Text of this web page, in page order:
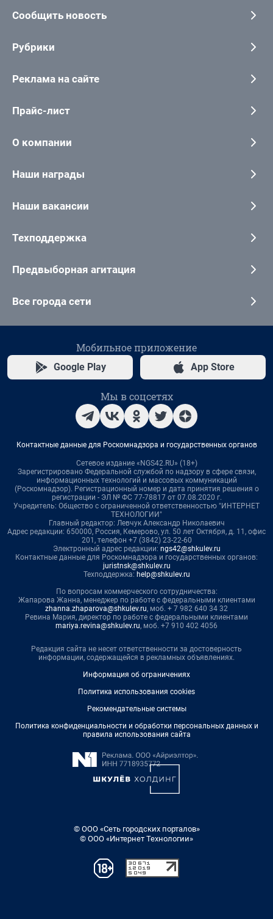
Сообщить новость
Рубрики
Реклама на сайте
Прайс-лист
О компании
Наши награды
Наши вакансии
Техподдержка
Предвыборная агитация
Все города сети
Мобильное приложение
Google Play App Store
Мы в соцсетях
Контактные данные для Роскомнадзора и государственных органов
Сетевое издание «NGS42.RU» (18+)
Зарегистрировано Федеральной службой по надзору в сфере связи,
информационных технологий и массовых коммуникаций
(Роскомнадзор). Регистрационный номер и дата принятия решения о
регистрации - ЭЛ № ФС 77-78817 от 07.08.2020 г.
Учредитель: Общество с ограниченной ответственностью "ИНТЕРНЕТ
ТЕХНОЛОГИИ"
Главный редактор: Левчук Александр Николаевич
Адрес редакции: 650000, Россия, Кемерово, ул. 50 лет Октября, д. 11, офис
201, телефон +7 (3842) 23-22-60
Электронный адрес редакции: ngs42@shkulev.ru
Контактные данные для Роскомнадзора и государственных органов:
juristnsk@shkulev.ru
Техподдержка: help@shkulev.ru
По вопросам коммерческого сотрудничества:
Жапарова Жанна, менеджер по работе с федеральными клиентами
zhanna.zhaparova@shkulev.ru, моб. + 7 982 640 34 32
Ревина Мария, директор по работе с федеральными клиентами
mariya.revina@shkulev.ru, моб. +7 910 402 4056
Редакция сайта не несет ответственности за достоверность
информации, содержащейся в рекламных объявлениях.
Информация об ограничениях
Политика использования cookies
Рекомендательные системы
Политика конфиденциальности и обработки персональных данных и
правила использования сайта
© ООО «Сеть городских порталов»
© ООО «Интернет Технологии»